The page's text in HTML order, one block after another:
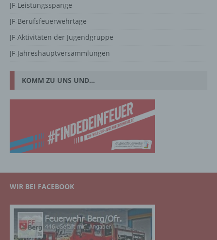
JF-Leistungsspange
JF-Berufsfeuerwehrtage
JF-Aktivitäten der Jugendgruppe
JF-Jahreshauptversammlungen
KOMM ZU UNS UND…
WIR BEI FACEBOOK